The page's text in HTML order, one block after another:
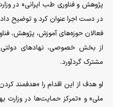
پژوهش و فناوری طب ایرانی» در
در دست اجرا عنوان کرد و توضیح
فعالان حوزه‌های آموزش، پژوهش،
از بخش خصوصی، نهاد‌های دولتی
مشترک گردآورد.
او هدف از این اقدام را «هدفمند
ملی» و «تمرکز حمایت‌ها در وزارت